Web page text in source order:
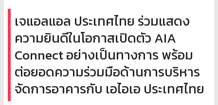
เจแอลแอล ประเทศไทย ร่วมแสดง
ความยินดีในโอกาสเปิดตัว AIA
Connect อย่างเป็นทางการ พร้อม
ต่อยอดความร่วมมือด้านการบริหาร
จัดการอาคารกับ เอไอเอ ประเทศไทย